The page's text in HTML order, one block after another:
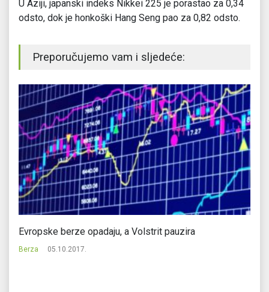
U Aziji, japanski indeks Nikkei 225 je porastao za 0,34
odsto, dok je honkoški Hang Seng pao za 0,82 odsto.
Preporučujemo vam i sljedeće:
Evropske berze opadaju, a Volstrit pauzira
Berza 05.10.2017.